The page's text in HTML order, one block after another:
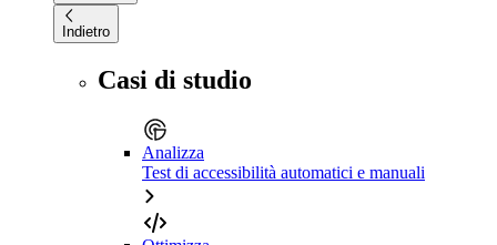
Indietro
Casi di studio
Analizza
Test di accessibilità automatici e manuali